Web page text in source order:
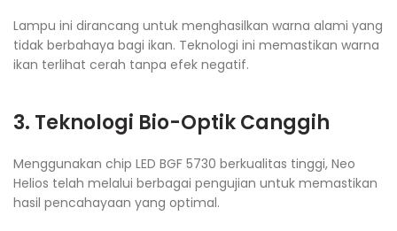
Lampu ini dirancang untuk menghasilkan warna alami yang
tidak berbahaya bagi ikan. Teknologi ini memastikan warna
ikan terlihat cerah tanpa efek negatif.
3. Teknologi Bio-Optik Canggih
Menggunakan chip LED BGF 5730 berkualitas tinggi, Neo
Helios telah melalui berbagai pengujian untuk memastikan
hasil pencahayaan yang optimal.